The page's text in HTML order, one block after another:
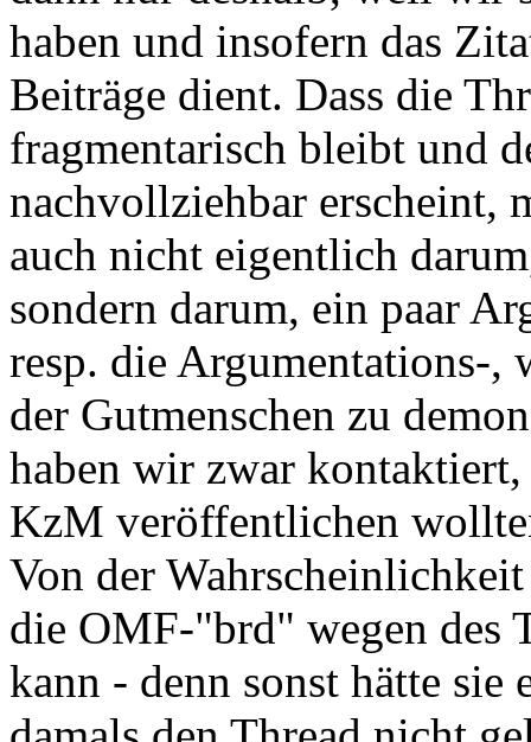
haben und insofern das
Beiträge dient. Dass die
fragmentarisch bleibt und
nachvollziehbar erscheint,
auch nicht eigentlich
sondern darum, ein paar
resp. die Argumentations-
der Gutmenschen zu
haben wir zwar
KzM veröffentlichen
Von der
die OMF-"brd" wegen des
kann - denn sonst hätte sie